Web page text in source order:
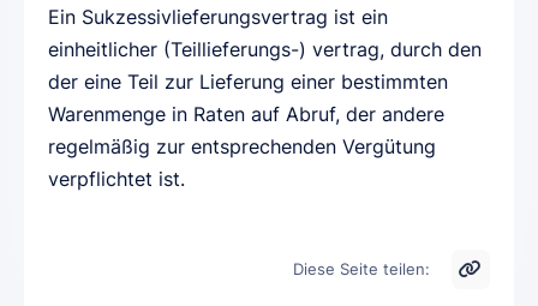
Ein Sukzessivlieferungsvertrag ist ein
einheitlicher (Teillieferungs-) vertrag, durch den
der eine Teil zur Lieferung einer bestimmten
Warenmenge in Raten auf Abruf, der andere
regelmäßig zur entsprechenden Vergütung
verpflichtet ist.
Diese Seite teilen: